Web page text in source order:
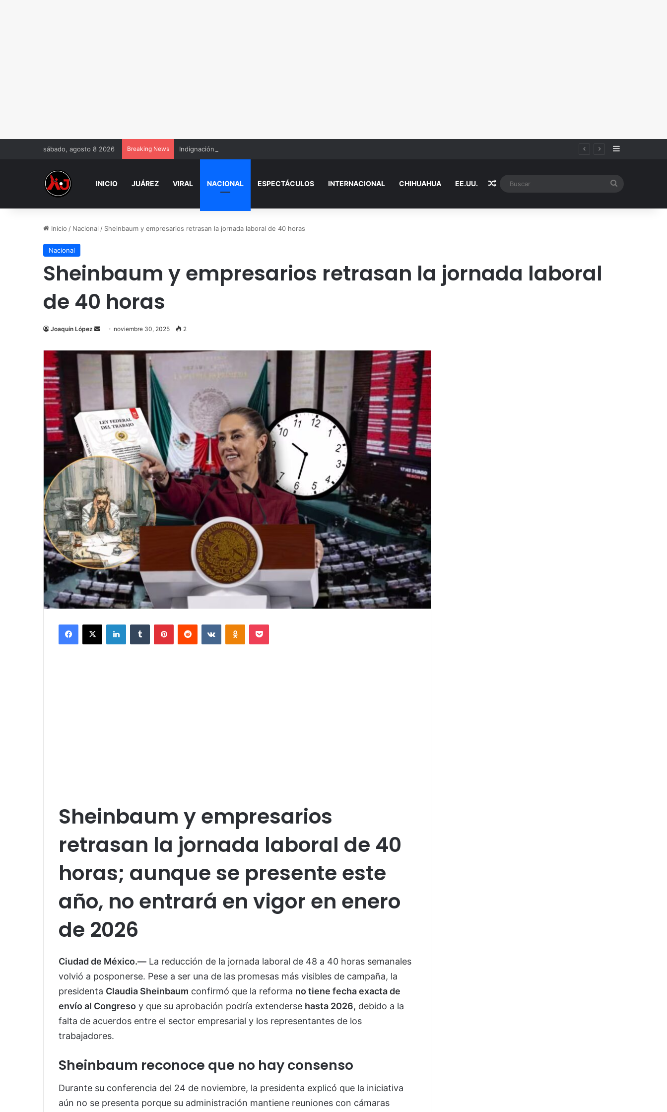
sábado, agosto 8 2026 Breaking News Indignación por Doña Dominga: matan a vendedora de 82 años por 90 pesos en Puebla | Video Sidebar
INICIO JUÁREZ VIRAL NACIONAL ESPECTÁCULOS INTERNACIONAL CHIHUAHUA EE.UU. Random Article
Inicio / Nacional / Sheinbaum y empresarios retrasan la jornada laboral de 40 horas
Nacional
Sheinbaum y empresarios retrasan la jornada laboral
de 40 horas
Joaquín López
Send
email
noviembre 30, 2025 2
Facebook
X LinkedInTumblr PinterestReddit VKontakteOdnoklassniki
Pocket
Sheinbaum y empresarios
retrasan la jornada laboral de 40
horas; aunque se presente este
año, no entrará en vigor en enero
de 2026
Ciudad de México.— La reducción de la jornada laboral de 48 a 40 horas semanales
volvió a posponerse. Pese a ser una de las promesas más visibles de campaña, la
presidenta Claudia Sheinbaum confirmó que la reforma no tiene fecha exacta de
envío al Congreso y que su aprobación podría extenderse hasta 2026, debido a la
falta de acuerdos entre el sector empresarial y los representantes de los
trabajadores.
Sheinbaum reconoce que no hay consenso
Durante su conferencia del 24 de noviembre, la presidenta explicó que la iniciativa
aún no se presenta porque su administración mantiene reuniones con cámaras